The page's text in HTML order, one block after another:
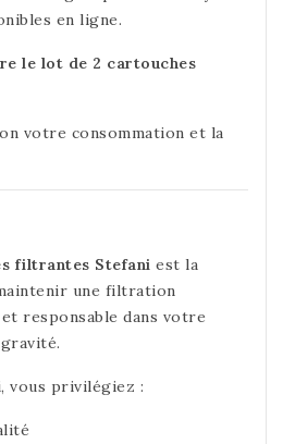
en ligne.
le lot de 2 cartouches
votre consommation et la
filtrantes Stefani est la
une filtration
responsable dans votre
vous privilégiez :